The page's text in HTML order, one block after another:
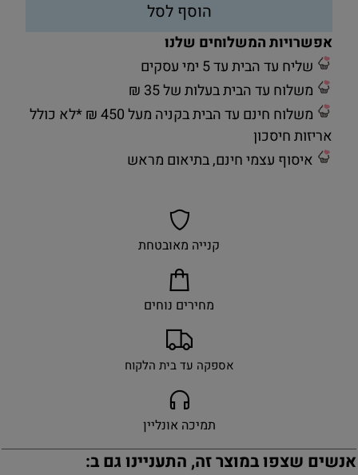
הוסף לסל
אפשרויות המשלוחים שלנו
שליח עד הבית עד 5 ימי עסקים
משלוח עד הבית בעלות של 35 ₪
משלוח חינם עד הבית בקניה מעל 450 ₪ *לא כולל
אריזות חיסכון
איסוף עצמי חינם, בתיאום מראש
קנייה מאובטחת
מחירים נוחים
אספקה עד בית הלקוח
תמיכה אונליין
אנשים שצפו במוצר זה, התעניינו גם ב: